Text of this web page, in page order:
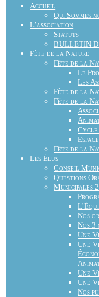
Accueil
Qui Sommes
L’association
Statuts
BULLETIN
Fête de la Nature
Fête de la
Le
Les
Fête de la
Fête de la
Cycle
Fête de la
Les Élus
Conseil
Questions
Municipales
Nos
Nos 3
Une
Une
Une
Une
Nos